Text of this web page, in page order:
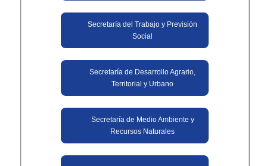
Secretaría del Trabajo y Previsión
Social
Secretaría de Desarrollo Agrario,
Territorial y Urbano
Secretaría de Medio Ambiente y
Recursos Naturales